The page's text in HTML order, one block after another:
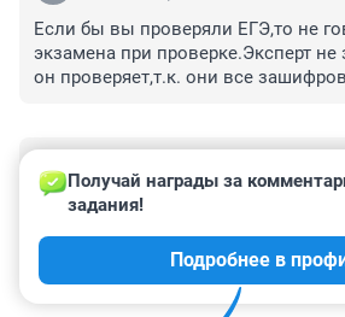
Если бы вы проверяли ЕГЭ,то не
экзамена при проверке.Эксперт не
он проверяет,т.к. они все
одного города отправляются на
7 июня 2024, 14:07
Самая главная новость , что в
экономическом форуме выступят
Караганов ( назову его
Получай награды за
задания!
Подробнее в